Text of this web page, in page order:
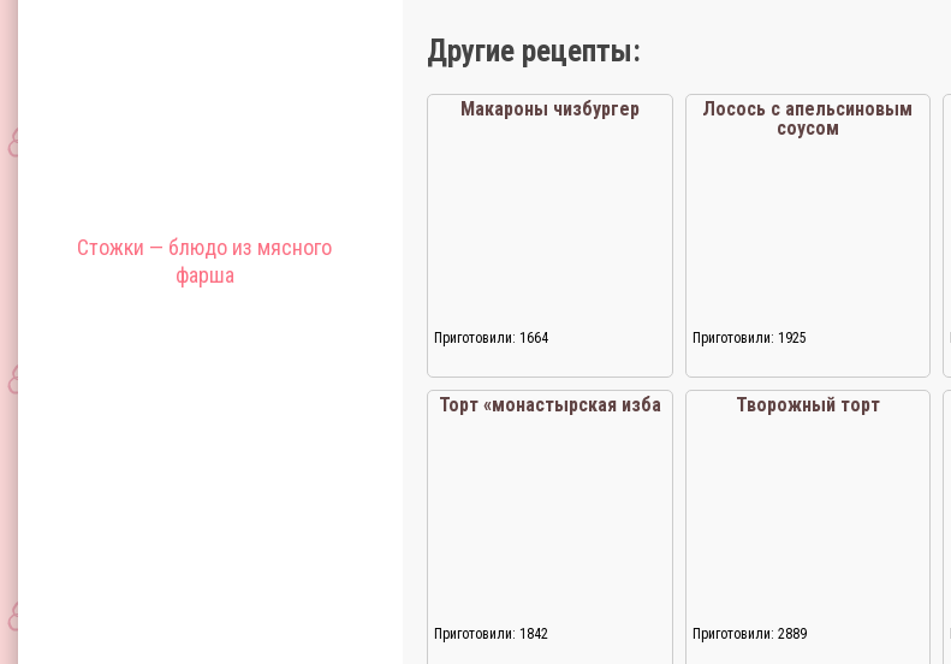
Стожки — блюдо из мясного
фарша
Другие рецепты:
Макароны чизбургер
Приготовили: 1664
Лосось с апельсиновым
соусом
Приготовили: 1925
Торт «монастырская изба
Приготовили: 1842
Творожный торт
Приготовили: 2889